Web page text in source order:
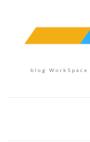
blog